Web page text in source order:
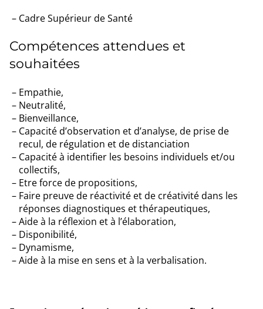
Cadre Supérieur de Santé
Compétences attendues et
souhaitées
Empathie,
Neutralité,
Bienveillance,
Capacité d’observation et d’analyse, de prise de
recul, de régulation et de distanciation
Capacité à identifier les besoins individuels et/ou
collectifs,
Etre force de propositions,
Faire preuve de réactivité et de créativité dans les
réponses diagnostiques et thérapeutiques,
Aide à la réflexion et à l’élaboration,
Disponibilité,
Dynamisme,
Aide à la mise en sens et à la verbalisation.